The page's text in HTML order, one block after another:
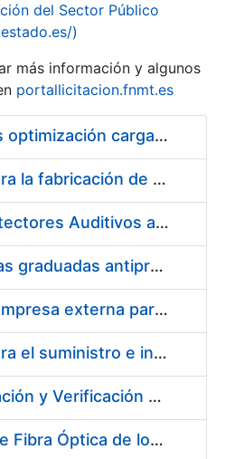
del Sector Público
)
más información y algunos
portallicitacion.fnmt.es
Pliego condiciones optimización cargas compras firmado
Acuerdo marco para la fabricación de piezas
Suministro de Protectores Auditivos a medida para las personas trabajadoras de los Centros de Trabajo de Madrid y Burgos
Suministro de gafas graduadas antiproyecciones para los trabajadores de la FNMT-RCM en los centros de trabajo de Madrid y Burgos
Servicios de una empresa externa para el asesoramiento y resolución de los recursos de alzada que se presentan relacionados con procesos de selección para la FNMT-RCM
Acuerdo marco para el suministro e instalación de persianas, estores y otros complementos
Servicio de Calibración y Verificación Externa de los Equipos de Medición del Servicio de Prevención de la FNMT-RCM
Conexión mediante Fibra Óptica de los Centros de Proceso de Datos (CPDs) de las sedes de la FNMT-RCM de Burgos y Madrid